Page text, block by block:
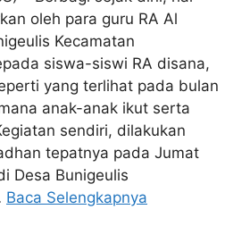
oleh para guru RA Al
Kecamatan
siswa-siswi RA disana,
yang terlihat pada bulan
anak-anak ikut serta
sendiri, dilakukan
tepatnya pada Jumat
Desa Bunigeulis
Baca Selengkapnya